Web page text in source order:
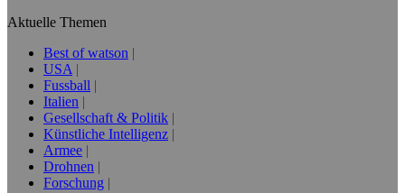
Aktuelle Themen
Best of watson
USA
Fussball
Italien
Gesellschaft & Politik
Künstliche Intelligenz
Armee
Drohnen
Forschung